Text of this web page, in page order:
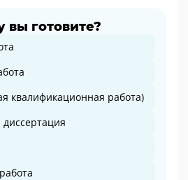
вы готовите?
квалификационная работа)
диссертация